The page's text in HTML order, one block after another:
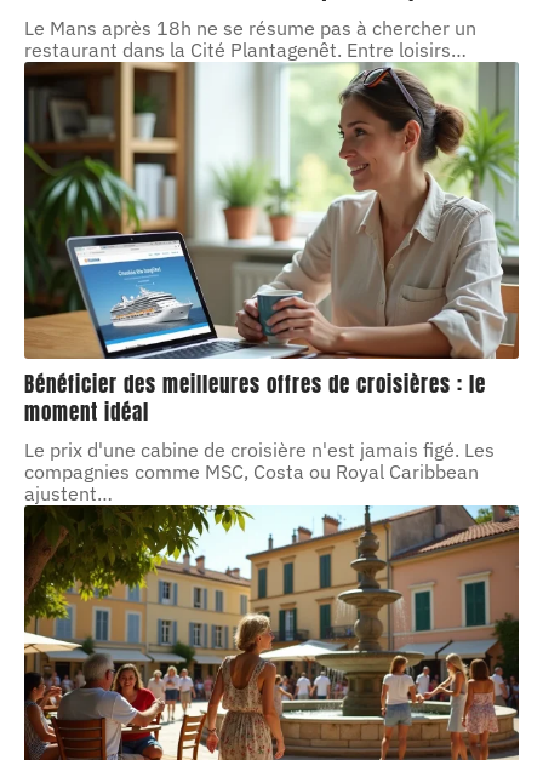
Le Mans après 18h ne se résume pas à chercher un
restaurant dans la Cité Plantagenêt. Entre loisirs…
Bénéficier des meilleures offres de croisières : le
moment idéal
Le prix d'une cabine de croisière n'est jamais figé. Les
compagnies comme MSC, Costa ou Royal Caribbean
ajustent…